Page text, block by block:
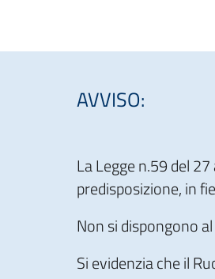
AVVISO:
La Legge n.59 del
predisposizione, in
Non si dispongono
Si evidenzia che il